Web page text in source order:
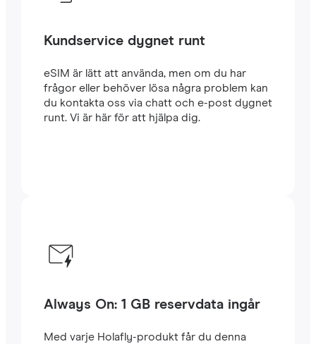
Kundservice dygnet runt
eSIM är lätt att använda, men om du har
frågor eller behöver lösa några problem kan
du kontakta oss via chatt och e-post dygnet
runt. Vi är här för att hjälpa dig.
Always On: 1 GB reservdata ingår
Med varje Holafly-produkt får du denna